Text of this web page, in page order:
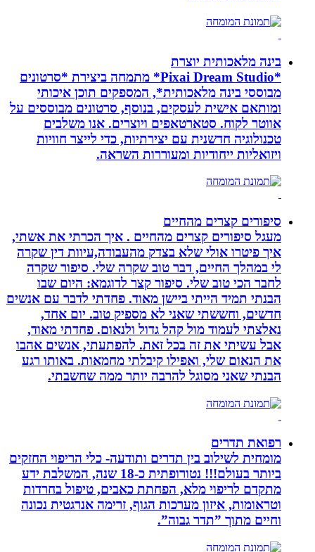
בינה מלאכותית יוצרת
*Pixai Dream Studio* מתמחה ביצירת *סרטונים
מבוססי בינה מלאכותית*, המספקים תוכן איכותי
ומותאם אישית לעסקים, בנוסף, סרטונים מבוססים על
אווטר לקוח. סטארטאפים ויוצרים. אנו משלבים
טכנולוגיה חדשנית עם יצירתיות, כדי לייצר חוויות
ויזואליות ייחודיות ומעוררות השראה.
סיפורים קצרים מהחיים
מעגל סיפורים קצרים מהחיים . איך הכרתי את אשתי,
איך פיטרו אולי שלא בצדק מהעבודה,עיוות דין שקרה
לי במהלך החיים, דבר טוב שקרה שלי. סיפור שקרה
לחבר הכי טוב שלי. סיפור קצר לדוגמא: היום שבו
הבנתי תמיד הייתי ביישן מאוד. פחדתי לדבר עם אנשים
חדשים, וחששתי שאני לא מספיק טוב. יום אחד,
נאלצתי לעמוד מול קהל גדול ולנאום. פחדתי מאוד,
אבל עשיתי את זה בכל זאת. להפתעתי, אנשים אהבו
את הנאום שלי, ואפילו קיבלתי מחמאות. באותו רגע
הבנתי שאני מסוגל להרבה יותר ממה שחשבתי.
רפואת תדרים
מומחית לשילוב בין תדרים ותודעה- כלי הריפוי החזקים
ביותר בעולם!!! נטורופתית כ-18 שנה, המשלבת ידע
מתקדם לריפוי מלא, הפחתת כאבים, טיפול בחרדות
וטראומות, איזון מערכות הגוף, זרימה אנרגטית נכונה
וחיים מתוך ”תדר גבוה”.